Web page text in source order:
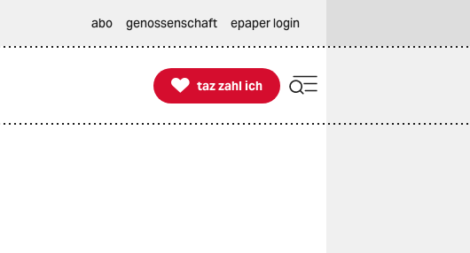
abo genossenschaft epaper login

taz zahl ich
taz zahl ich